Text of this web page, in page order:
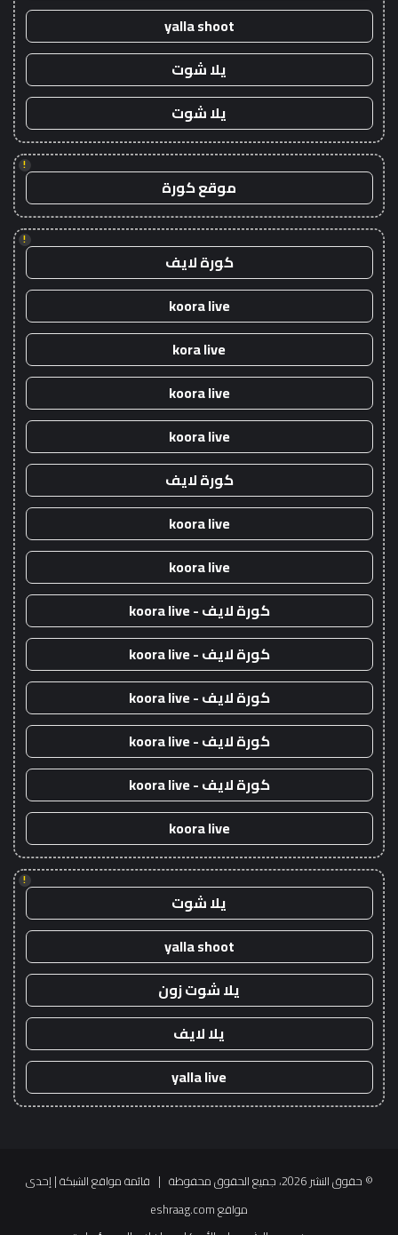
yalla shoot
يلا شوت
يلا شوت
!
موقع كورة
!
كورة لايف
koora live
kora live
koora live
koora live
كورة لايف
koora live
koora live
كورة لايف - koora live
كورة لايف - koora live
كورة لايف - koora live
كورة لايف - koora live
كورة لايف - koora live
koora live
!
يلا شوت
yalla shoot
يلا شوت زون
يلا لايف
yalla live
© حقوق النشر 2026، جميع الحقوق محفوظة | قائمة مواقع الشبكة| إحدى
مواقعeshraag.com